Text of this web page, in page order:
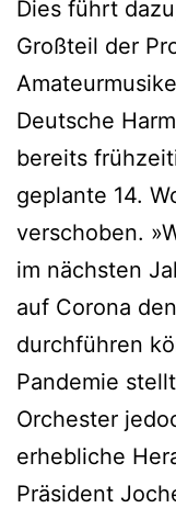
Dies führt
Großteil der
Deutsche
bereits
geplante 14.
verschoben.
im nächsten
auf Corona
durchführen
Pandemie
Orchester
erhebliche
Präsident